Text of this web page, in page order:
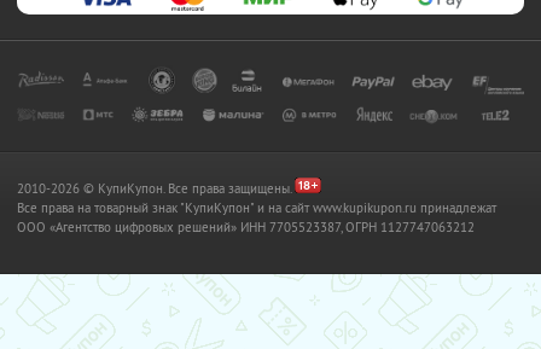
2010-2026 © КупиКупон. Все права защищены.
Все права на товарный знак "КупиКупон" и на сайт www.kupikupon.ru принадлежат
OOO «Агентство цифровых решений» ИНН 7705523387, ОГРН 1127747063212